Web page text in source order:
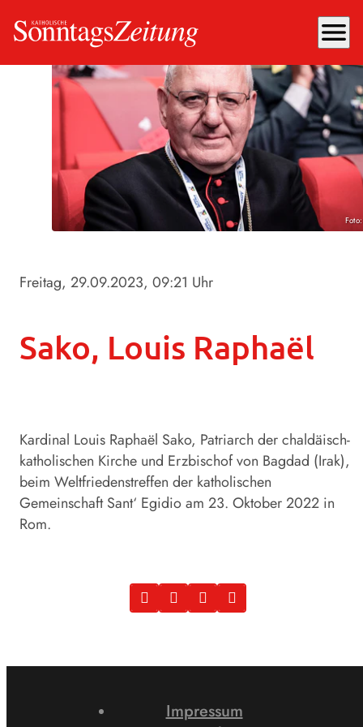
menu
Freitag, 29.09.2023, 09:21 Uhr
Sako, Louis Raphaël
Kardinal Louis Raphaël Sako, Patriarch der chaldäisch-
katholischen Kirche und Erzbischof von Bagdad (Irak),
beim Weltfriedenstreffen der katholischen
Gemeinschaft Sant‘ Egidio am 23. Oktober 2022 in
Rom.
Impressum